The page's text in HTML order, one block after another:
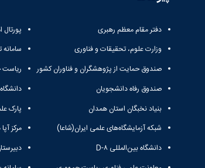
دفتر مقام معظم رهبری
وزارت علوم، تحقیقات و فناوری
صندوق حمایت از پژوهشگران و فناوران کشور
صندوق رفاه دانشجویان
بنیاد نخبگان استان همدان
شبکه آزمایشگاه‌های علمی ایران(شاعا)
دانشگاه بین‌المللی D-۸
ریاست
پارک
مرکز